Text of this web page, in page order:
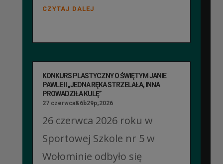
CZYTAJ DALEJ
KONKURS PLASTYCZNY O ŚWIĘTYM JANIE
PAWLE II „JEDNA RĘKA STRZELAŁA, INNA
PROWADZIŁA KULĘ”
27 czerwca&6b29p;2026
26 czerwca 2026 roku w
Sportowej Szkole nr 5 w
Wołominie odbyło się